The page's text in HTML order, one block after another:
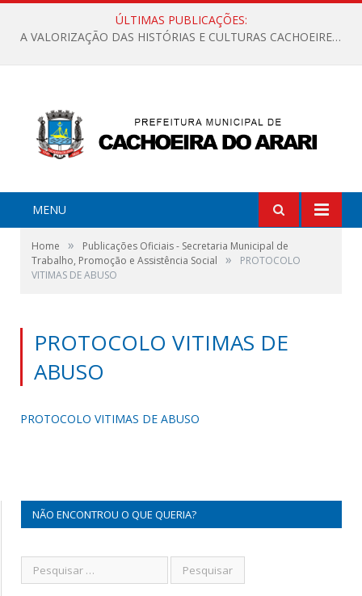
ÚLTIMAS PUBLICAÇÕES:
A VALORIZAÇÃO DAS HISTÓRIAS E CULTURAS CACHOEIRENSES
MENU
Home »
Publicações Oficiais - Secretaria Municipal de
Trabalho, Promoção e Assistência Social
»
PROTOCOLO
VITIMAS DE ABUSO
PROTOCOLO VITIMAS DE
ABUSO
PROTOCOLO VITIMAS DE ABUSO
NÃO ENCONTROU O QUE QUERIA?